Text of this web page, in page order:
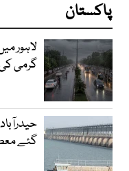
پاکستان
لاہور
گرمی
گئے